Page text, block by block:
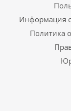
Информация
Политика